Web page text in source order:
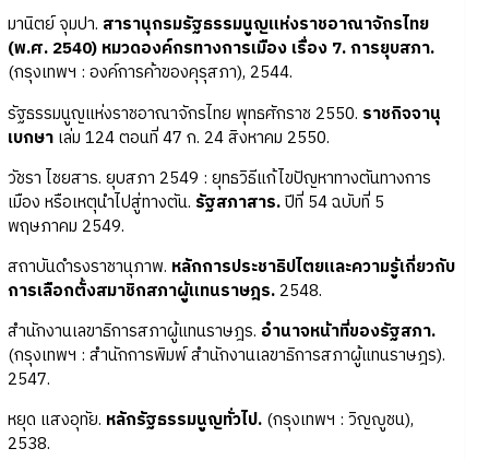
มานิตย์ จุมปา. สารานุกรมรัฐธรรมนูญแห่งราชอาณาจักรไทย
(พ.ศ. 2540) หมวดองค์กรทางการเมือง เรื่อง 7. การยุบสภา.
(กรุงเทพฯ : องค์การค้าของคุรุสภา), 2544.
รัฐธรรมนูญแห่งราชอาณาจักรไทย พุทธศักราช 2550. ราชกิจจานุ
เบกษาเล่ม 124 ตอนที่ 47 ก. 24 สิงหาคม 2550.
วัชรา ไชยสาร. ยุบสภา 2549 : ยุทธวิธีแก้ไขปัญหาทางตันทางการ
เมือง หรือเหตุนำไปสู่ทางตัน. รัฐสภาสาร.ปีที่ 54 ฉบับที่ 5
พฤษภาคม 2549.
สถาบันดำรงราชานุภาพ. หลักการประชาธิปไตยและความรู้เกี่ยวกับ
การเลือกตั้งสมาชิกสภาผู้แทนราษฎร.2548.
สำนักงานเลขาธิการสภาผู้แทนราษฎร. อำนาจหน้าที่ของรัฐสภา.
(กรุงเทพฯ : สำนักการพิมพ์ สำนักงานเลขาธิการสภาผู้แทนราษฎร).
2547.
หยุด แสงอุทัย. หลักรัฐธรรมนูญทั่วไป.(กรุงเทพฯ : วิญญูชน),
2538.